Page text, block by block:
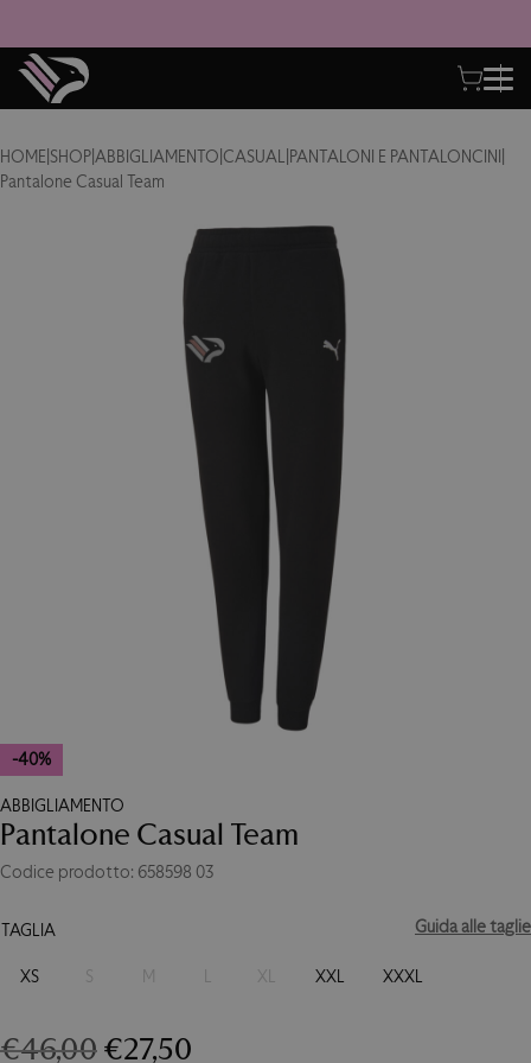
HOME SHOPABBIGLIAMENTO CASUAL PANTALONI E PANTALONCINI
Pantalone Casual Team
-40%
ABBIGLIAMENTO
Pantalone Casual Team
Codice prodotto: 658598 03
TAGLIA Guida alle taglie
XS S M L XL XXL XXXL
Pantalone
€46,00Il
€27,50